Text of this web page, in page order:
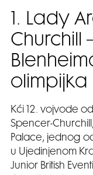
1. Lady
Churchill
olimpijka
Kći 12. vojvode
Spencer-
Palace, jednog
u Ujedinjenom
Junior British